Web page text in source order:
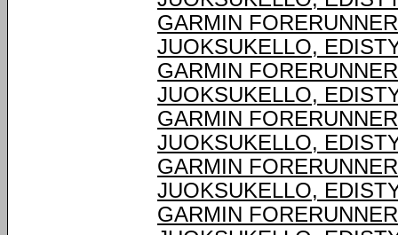
GARMIN
JUOKSUKELLO,
GARMIN
JUOKSUKELLO,
GARMIN
JUOKSUKELLO,
GARMIN
JUOKSUKELLO,
GARMIN